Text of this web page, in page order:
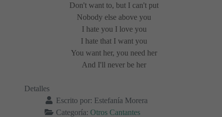
Don't want to, but I can't put
Nobody else above you
I hate you I love you
I hate that I want you
You want her, you need her
And I'll never be her
Detalles
Escrito por: Estefanía Morera
Categoría: Otros Cantantes